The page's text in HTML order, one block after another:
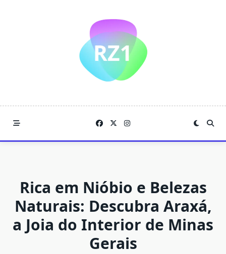
Rica em Nióbio e Belezas
Naturais: Descubra Araxá,
a Joia do Interior de Minas
Gerais